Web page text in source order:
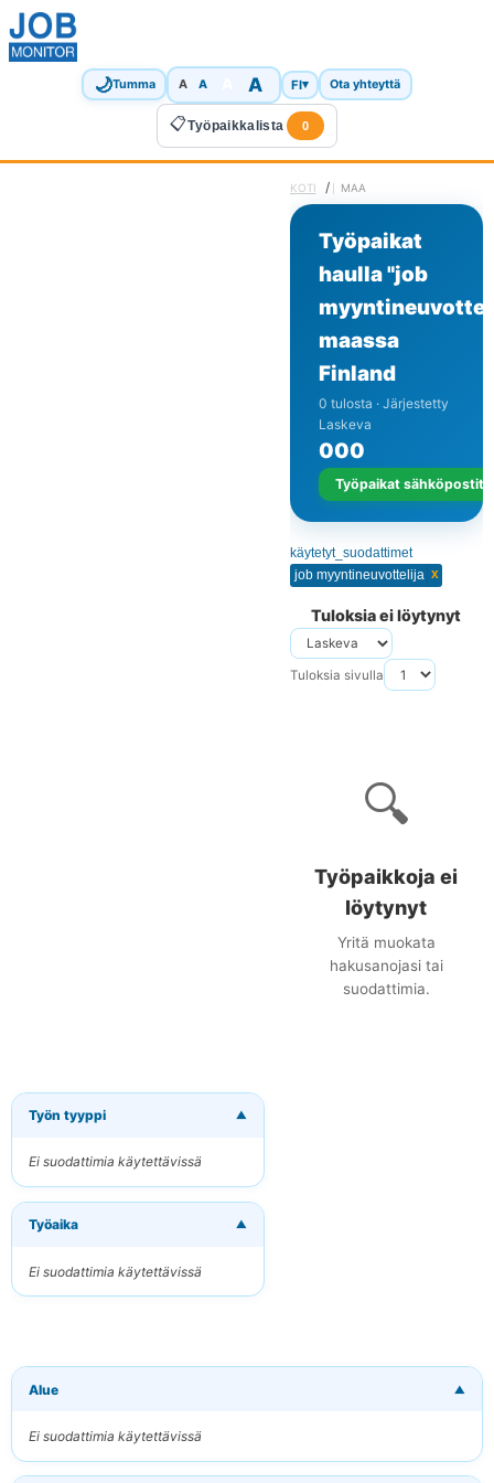
🌙Tumma A A A FI▾ Ota yhteyttä
📋Työpaikkalista 0
KOTI / MAA
Työpaikat
haulla "job
maassa
Finland
0 tulosta · Järjestetty
Laskeva
000
Työpaikat
käytetyt_suodattimet
job myyntineuvottelija x
Tuloksia ei löytynyt
Tuloksia sivulla
🔍
Työpaikkoja ei
löytynyt
Yritä muokata
hakusanojasi tai
suodattimia.
Työn tyyppi ▼
Ei suodattimia käytettävissä
Työaika ▼
Ei suodattimia käytettävissä
Alue ▼
Ei suodattimia käytettävissä